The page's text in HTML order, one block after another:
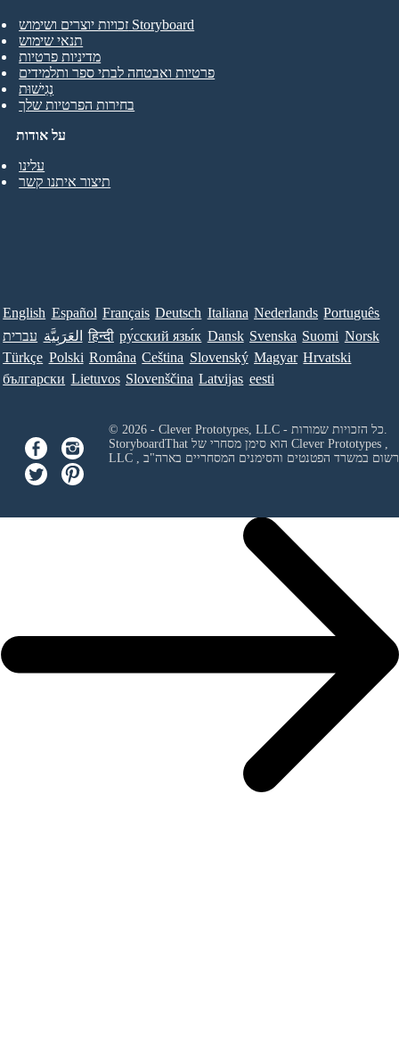
על אודות
עלינו
תיצור איתנו קשר
זכויות יוצרים ושימוש Storyboard
תנאי שימוש
מדיניות פרטיות
פרטיות ואבטחה לבתי ספר ותלמידים
נְגִישׁוּת
בחירות הפרטיות שלך
English Español Français Deutsch Italiana Nederlands Português
עברית العَرَبِيَّة हिन्दी ру́сский язы́к Dansk Svenska Suomi Norsk
Türkçe Polski Româna Ceština Slovenský Magyar Hrvatski
български Lietuvos Slovenščina Latvijas eesti
Clever Prototypes ,
LLC
ורשום במשרד הפטנטים והסימנים המסחריים בארה"ב